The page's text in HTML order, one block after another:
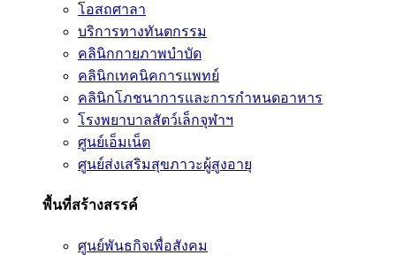
โอสถศาลา
บริการทางทันตกรรม
คลินิกกายภาพบำบัด
คลินิกเทคนิคการแพทย์
คลินิกโภชนาการและการกำหนดอาหาร
โรงพยาบาลสัตว์เล็กจุฬาฯ
ศูนย์เอ็มเน็ต
ศูนย์ส่งเสริมสุขภาวะผู้สูงอายุ
พื้นที่สร้างสรรค์
ศูนย์พันธกิจเพื่อสังคม